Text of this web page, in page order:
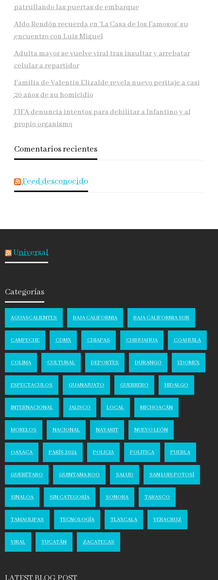
patrullando las puertas de embarque
Aldo Rendón recuerda en ‘La Casa de los Famosos’ su
encuentro con Luis Miguel
Adulta mayor se vuelve viral tras insultar y arrebatar
celular a repartidor
Familia de Valentín Elizalde revela nuevo peritaje a casi
20 años de su homîcîdîo
FIFA denuncia intentos para debilitar a Infantino y al
propio organismo
Comentarios recientes
Feed desconocido
Universal
Categorías
AGUASCALIENTES BAJA CALIFORNIA BAJA CALIFORNIA SUR
CAMPECHE CDMX CHIAPAS CHIHUAHUA COAHUILA
COLIMA CULTURAL DEPORTES DURANGO EDOMEX
ESPECTACULOS GUANAJUATO GUERRERO HIDALGO
INTERNACIONAL JALISCO LOCAL MICHOACÁN
MORELOS NACIONAL NAYARIT NUEVO LEÓN
OAXACA PARÍS 2024 POLICIA POLITICA PUEBLA
QUERÉTARO QUINTANA ROO SALUD SAN LUIS POTOSÍ
SINALOA SIN CATEGORÍA SONORA TABASCO
TAMAULIPAS TECNOLOGÍA TLAXCALA VERACRUZ
VIRAL YUCATÁN ZACATECAS